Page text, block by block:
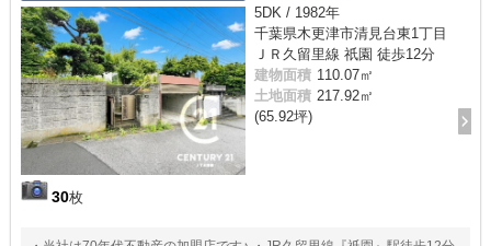
30枚
5DK / 1982年
千葉県木更津市清見台東1丁目
ＪＲ久留里線 祇園 徒歩12分
建物面積 110.07㎡
土地面積 217.92㎡
(65.92坪)